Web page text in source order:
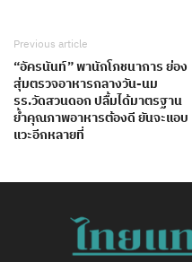
Previous article
“อัครนันท์” พานักโภชนาการ ย่อง
สุ่มตรวจอาหารกลางวัน-นม
รร.วัดสวนดอก ปลื้มได้มาตรฐาน
ย้ำคุณภาพอาหารต้องดี ยันจะแอบ
แวะอีกหลายที่